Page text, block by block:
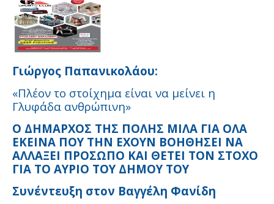
Γιώργος Παπανικολάου:
«Πλέον το στοίχημα είναι να μείνει η
Γλυφάδα ανθρώπινη»
Ο ΔΗΜΑΡΧΟΣ ΤΗΣ ΠΟΛΗΣ ΜΙΛΑ ΓΙΑ ΟΛΑ
ΕΚΕΙΝΑ ΠΟΥ ΤΗΝ ΕΧΟΥΝ ΒΟΗΘΗΣΕΙ ΝΑ
ΑΛΛΑΞΕΙ ΠΡΟΣΩΠΟ ΚΑΙ ΘΕΤΕΙ ΤΟΝ ΣΤΟΧΟ
ΓΙΑ ΤΟ ΑΥΡΙΟ ΤΟΥ ΔΗΜΟΥ ΤΟΥ
Συνέντευξη στον Βαγγέλη Φανίδη